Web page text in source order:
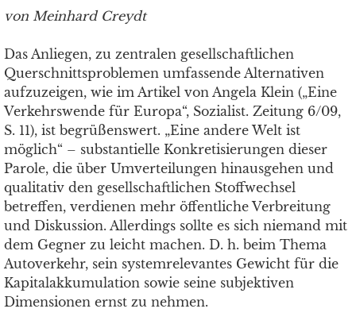
von Meinhard Creydt
Das Anliegen, zu zentralen gesellschaftlichen
Querschnittsproblemen umfassende Alternativen
aufzuzeigen, wie im Artikel von Angela Klein („Eine
Verkehrswende für Europa“, Sozialist. Zeitung 6/09,
S. 11), ist begrüßenswert. „Eine andere Welt ist
möglich“ – substantielle Konkretisierungen dieser
Parole, die über Umverteilungen hinausgehen und
qualitativ den gesellschaftlichen Stoffwechsel
betreffen, verdienen mehr öffentliche Verbreitung
und Diskussion. Allerdings sollte es sich niemand mit
dem Gegner zu leicht machen. D. h. beim Thema
Autoverkehr, sein systemrelevantes Gewicht für die
Kapitalakkumulation sowie seine subjektiven
Dimensionen ernst zu nehmen.